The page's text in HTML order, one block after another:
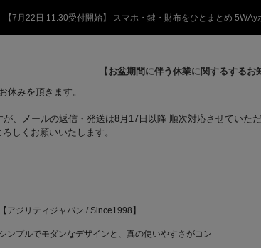
【7月22日 11:30受付開始】 スマホ・鍵・財布をひとまとめ 5WAy
【お盆期間に伴う休業に関するするお
休みを頂きます。
、メールの返信・発送は8月17日以降 順次対応させていただ
しくお願いいたします。
【アジリティジャパン / Since1998】
シンプルでモダンなデザインと、真の使いやすさがコン